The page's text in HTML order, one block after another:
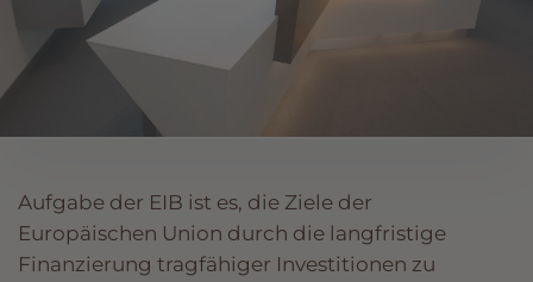
Aufgabe der EIB ist es, die Ziele der
Europäischen Union durch die langfristige
Finanzierung tragfähiger Investitionen zu